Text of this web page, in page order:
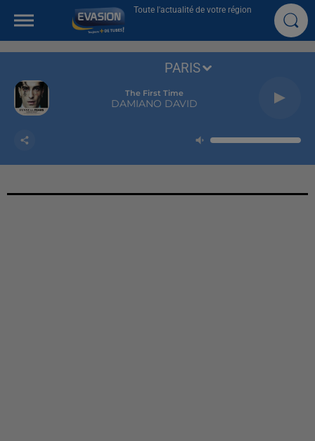
Toute l'actualité de votre région
The First Time
DAMIANO DAVID
PARIS